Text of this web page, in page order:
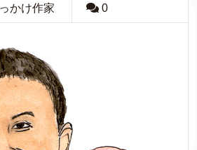
かけ作家 0